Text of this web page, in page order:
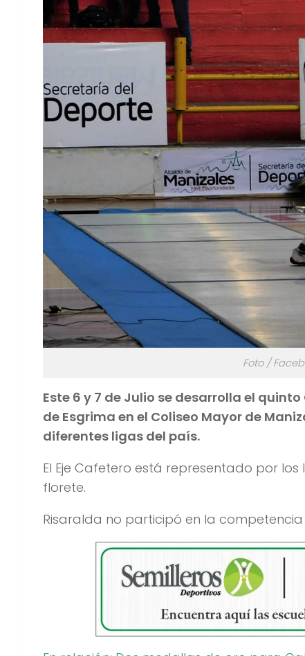
Foto /
Este 6 y 7 de Julio se desarrolla el
de Esgrima en el Coliseo Mayor de
diferentes ligas del país.
El Eje Cafetero está representado por
florete.
Risaralda no participó en la